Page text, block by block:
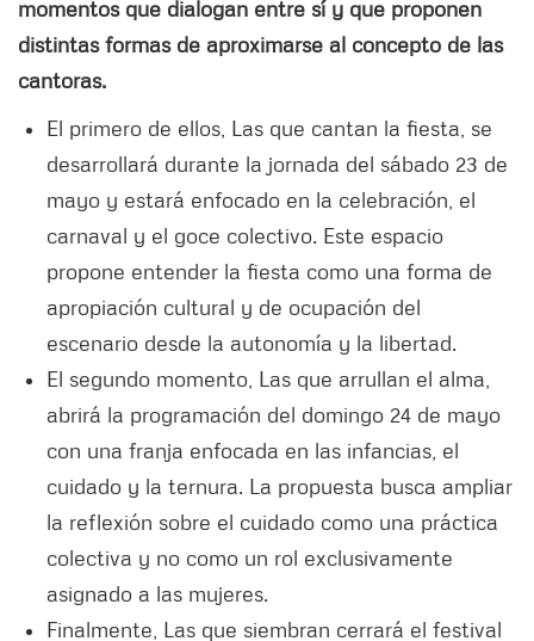
momentos que dialogan entre sí y que proponen
distintas formas de aproximarse al concepto de las
cantoras.
El primero de ellos, Las que cantan la fiesta, se
desarrollará durante la jornada del sábado 23 de
mayo y estará enfocado en la celebración, el
carnaval y el goce colectivo. Este espacio
propone entender la fiesta como una forma de
apropiación cultural y de ocupación del
escenario desde la autonomía y la libertad.
El segundo momento, Las que arrullan el alma,
abrirá la programación del domingo 24 de mayo
con una franja enfocada en las infancias, el
cuidado y la ternura. La propuesta busca ampliar
la reflexión sobre el cuidado como una práctica
colectiva y no como un rol exclusivamente
asignado a las mujeres.
Finalmente, Las que siembran cerrará el festival